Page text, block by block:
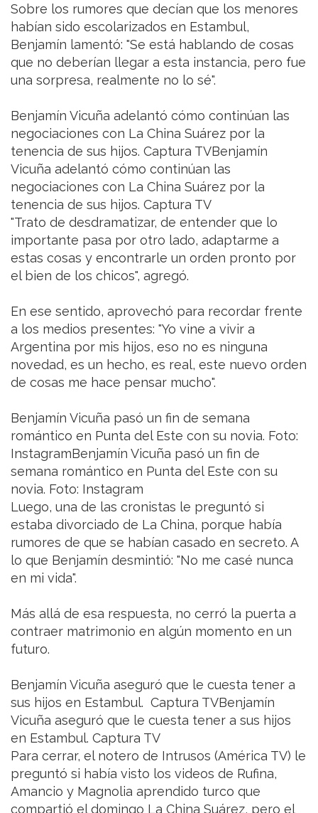
Sobre los rumores que decían que los menores
habían sido escolarizados en Estambul,
Benjamín lamentó: "Se está hablando de cosas
que no deberían llegar a esta instancia, pero fue
una sorpresa, realmente no lo sé".
Benjamín Vicuña adelantó cómo continúan las
negociaciones con La China Suárez por la
tenencia de sus hijos. Captura TVBenjamín
Vicuña adelantó cómo continúan las
negociaciones con La China Suárez por la
tenencia de sus hijos. Captura TV
"Trato de desdramatizar, de entender que lo
importante pasa por otro lado, adaptarme a
estas cosas y encontrarle un orden pronto por
el bien de los chicos", agregó.
En ese sentido, aprovechó para recordar frente
a los medios presentes: "Yo vine a vivir a
Argentina por mis hijos, eso no es ninguna
novedad, es un hecho, es real, este nuevo orden
de cosas me hace pensar mucho".
Benjamín Vicuña pasó un fin de semana
romántico en Punta del Este con su novia. Foto:
InstagramBenjamín Vicuña pasó un fin de
semana romántico en Punta del Este con su
novia. Foto: Instagram
Luego, una de las cronistas le preguntó si
estaba divorciado de La China, porque había
rumores de que se habían casado en secreto. A
lo que Benjamín desmintió: "No me casé nunca
en mi vida".
Más allá de esa respuesta, no cerró la puerta a
contraer matrimonio en algún momento en un
futuro.
Benjamín Vicuña aseguró que le cuesta tener a
sus hijos en Estambul. Captura TVBenjamín
Vicuña aseguró que le cuesta tener a sus hijos
en Estambul. Captura TV
Para cerrar, el notero de Intrusos (América TV) le
preguntó si había visto los videos de Rufina,
Amancio y Magnolia aprendido turco que
compartió el domingo La China Suárez, pero el